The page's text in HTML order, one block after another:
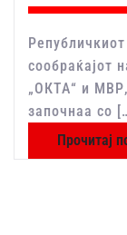
сообраќајот
„ОКТА“ и
започнаа со
Прочитај